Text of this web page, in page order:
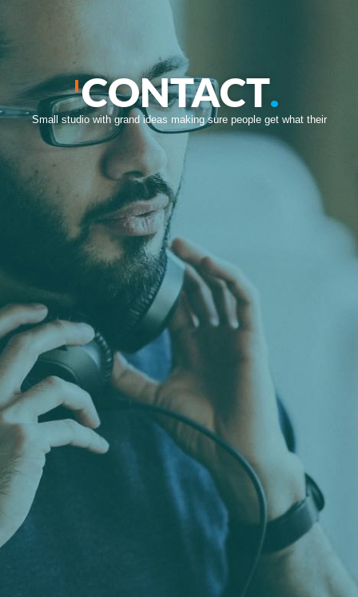
CONTACT.
Small studio with grand ideas making sure people get what their